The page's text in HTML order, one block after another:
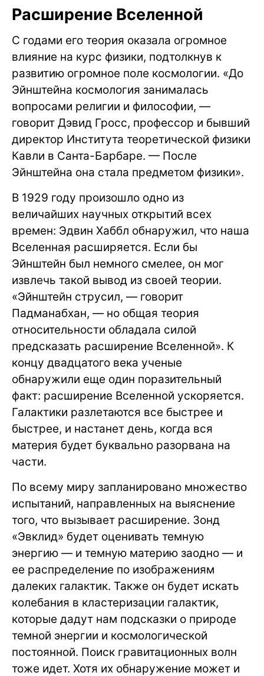
Расширение Вселенной
С годами его теория оказала огромное
влияние на курс физики, подтолкнув к
развитию огромное поле космологии. «До
Эйнштейна космология занималась
вопросами религии и философии, —
говорит Дэвид Гросс, профессор и бывший
директор Института теоретической физики
Кавли в Санта-Барбаре. — После
Эйнштейна она стала предметом физики».
В 1929 году произошло одно из
величайших научных открытий всех
времен: Эдвин Хаббл обнаружил, что наша
Вселенная расширяется. Если бы
Эйнштейн был немного смелее, он мог
извлечь такой вывод из своей теории.
«Эйнштейн струсил, — говорит
Падманабхан, — но общая теория
относительности обладала силой
предсказать расширение Вселенной». К
концу двадцатого века ученые
обнаружили еще один поразительный
факт: расширение Вселенной ускоряется.
Галактики разлетаются все быстрее и
быстрее, и настанет день, когда вся
материя будет буквально разорвана на
части.
По всему миру запланировано множество
испытаний, направленных на выяснение
того, что вызывает расширение. Зонд
«Эвклид» будет оценивать темную
энергию — и темную материю заодно — и
ее распределение по изображениям
далеких галактик. Также он будет искать
колебания в кластеризации галактик,
которые дадут нам подсказки о природе
темной энергии и космологической
постоянной. Поиск гравитационных волн
тоже идет. Хотя их обнаружение может и